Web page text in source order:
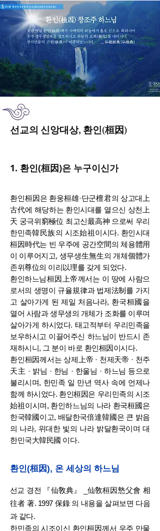
선교의 신앙대상, 환인(桓因)
1. 환인(桓因)은 누구이신가
환인桓因은 환웅桓雄·단군檀君의 상고대上
古代에 해당하는 환인시대를 열으신 상천上
天 궁극위窮極位 최고신最高神 으로써 우리
한민족韓民族의 시조始祖이시다. 환인시대
桓因時代는 빈 우주에 공간空間의 체용體用
이 이루어지고, 생무생生無生의 개체個體가
존위尊位의 이리以理를 갖게 되었다.
환인하느님桓因上帝께서는 이 땅에 사람으
로서의 생명이 규율規律과 법제法制를 가지
고 살아가게 된 제일 처음나라, 환국桓國을
열어 사람과 생무생의 개체가 조화를 이루며
살아가게 하시었다. 태고적부터 우리민족을
보우하시고 이끌어주신 하느님이 반드시 존
재하시니, 그 분이 바로 환인桓因이시다.
환인桓因께서는 상제上帝 · 천제天帝 · 천주
天主 · 밝님 · 한님 · 한울님 · 하느님 등으로
불리시며, 한민족 일 만년 역사 속에 언제나
함께 하시었다. 환인桓因은 우리민족의 시조
始祖이시며, 환인하느님의 나라 환국桓國은
한국韓國이고, 배달한국倍達韓國은 큰 밝음
의 나라, 위대한 빛의 나라 밝달환국이며 대
한민국大韓民國 이다.
환인(桓因), 온 세상의 하느님
선교 경전 『仙敎典』 _仙敎桓因慹父會 相
往者 著. 1997 保錄 의 내용을 살펴보면 다음
과 같다.
한민족의 시조이신 환인桓因께서 우주 만물